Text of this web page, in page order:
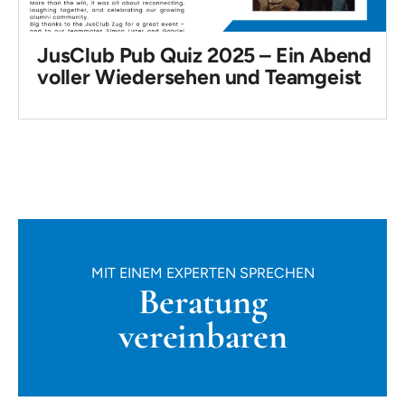
JusClub Pub Quiz 2025 – Ein Abend
voller Wiedersehen und Teamgeist
MIT EINEM EXPERTEN SPRECHEN
Beratung
vereinbaren